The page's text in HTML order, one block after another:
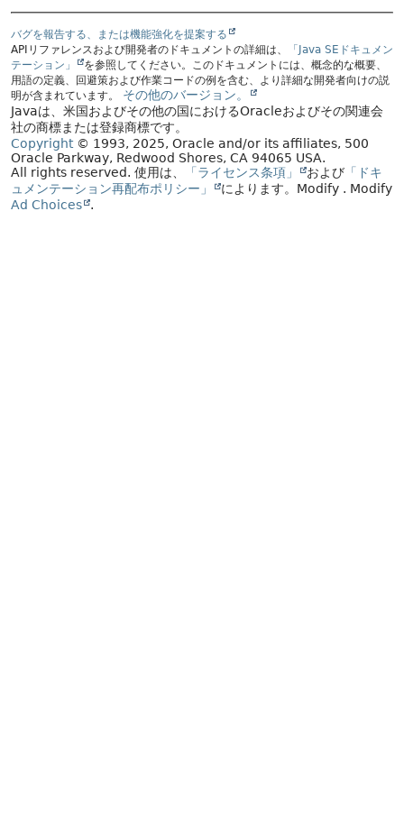
バグを報告する、または機能強化を提案する
APIリファレンスおよび開発者のドキュメントの詳細は、
「Java SEドキュメン
テーション」
を参照してください。このドキュメントには、概念的な概要、
用語の定義、回避策および作業コードの例を含む、より詳細な開発者向けの説
明が含まれています。
その他のバージョン。
Javaは、米国およびその他の国におけるOracleおよびその関連会
社の商標または登録商標です。
Copyright© 1993, 2025, Oracle and/or its affiliates, 500
Oracle Parkway, Redwood Shores, CA 94065 USA.
All rights reserved. 使用は、 「ライセンス条項」 および 「ドキ
ュメンテーション再配布ポリシー」
によります。 Modify . Modify
Ad Choices
.